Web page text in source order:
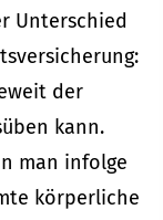
Unterschied
der
kann.
man infolge
körperliche